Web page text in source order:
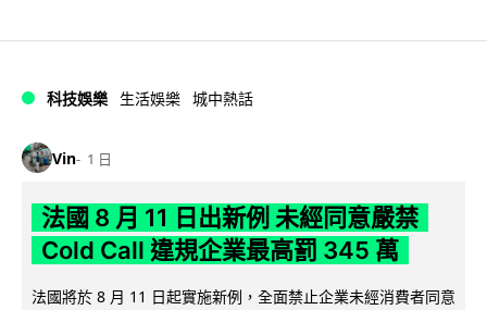
科技娛樂 生活娛樂 城中熱話
Vin 1 日
法國 8 月 11 日出新例 未經同意嚴禁
Cold Call 違規企業最高罰 345 萬
法國將於 8 月 11 日起實施新例，全面禁止企業未經消費者同意